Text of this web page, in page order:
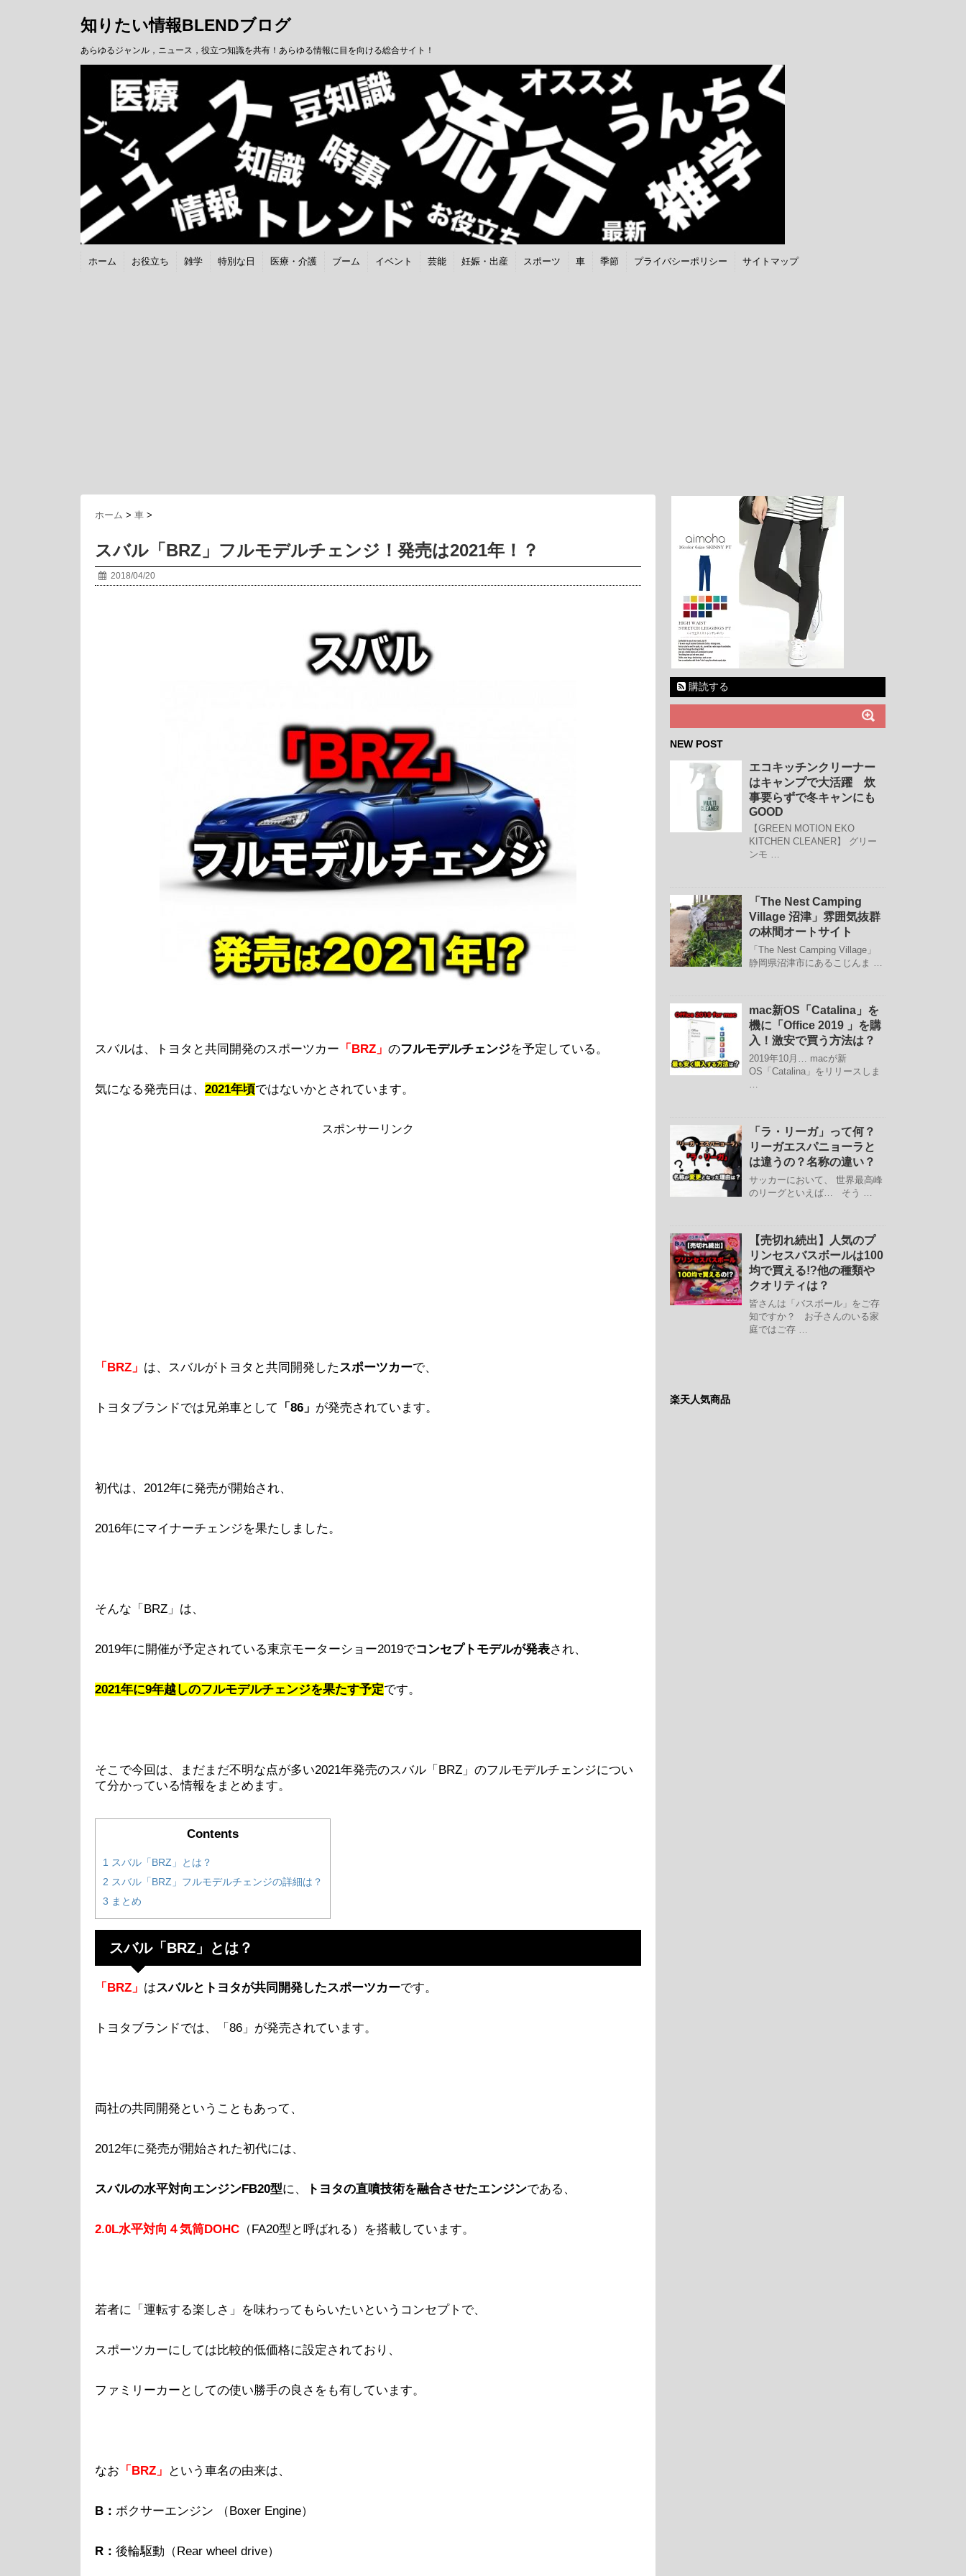
知りたい情報BLENDブログ
あらゆるジャンル，ニュース，役立つ知識を共有！あらゆる情報に目を向ける総合サイト！
ホーム お役立ち 雑学 特別な日 医療・介護 ブーム イベント 芸能 妊娠・出産 スポーツ 車 季節 プライバシーポリシー サイトマップ
ホーム > 車 >
スバル「BRZ」フルモデルチェンジ！発売は2021年！？
2018/04/20
スバルは、トヨタと共同開発のスポーツカー 「BRZ」 のフルモデルチェンジを予定している。
気になる発売日は、 2021年頃ではないかとされています。
スポンサーリンク
「BRZ」 は、スバルがトヨタと共同開発した スポーツカーで、
トヨタブランドでは兄弟車として 「86」 が発売されています。
初代は、2012年に発売が開始され、
2016年にマイナーチェンジを果たしました。
そんな「BRZ」は、
2019年に開催が予定されている東京モーターショー2019でコンセプトモデルが発表され、
2021年に9年越しのフルモデルチェンジを果たす予定です。
そこで今回は、まだまだ不明な点が多い2021年発売のスバル「BRZ」のフルモデルチェンジについ
て分かっている情報をまとめます。
Contents
1 スバル「BRZ」とは？
2 スバル「BRZ」フルモデルチェンジの詳細は？
3 まとめ
スバル「BRZ」とは？
「BRZ」 はスバルとトヨタが共同開発したスポーツカーです。
トヨタブランドでは、「86」が発売されています。
両社の共同開発ということもあって、
2012年に発売が開始された初代には、
スバルの水平対向エンジンFB20型に、 トヨタの直噴技術を融合させたエンジンである、
2.0L水平対向４気筒DOHC （FA20型と呼ばれる）を搭載しています。
若者に「運転する楽しさ」を味わってもらいたいというコンセプトで、
スポーツカーにしては比較的低価格に設定されており、
ファミリーカーとしての使い勝手の良さをも有しています。
なお 「BRZ」 という車名の由来は、
B： ボクサーエンジン （Boxer Engine）
R： 後輪駆動（Rear wheel drive）
購読する
NEW POST
エコキッチンクリーナー
はキャンプで大活躍 炊
事要らずで冬キャンにも
GOOD
【GREEN MOTION EKO
KITCHEN CLEANER】 グリー
ンモ …
「The Nest Camping
Village 沼津」雰囲気抜群
の林間オートサイト
「The Nest Camping Village」
静岡県沼津市にあるこじんま …
mac新OS「Catalina」を
機に「Office 2019 」を購
入！激安で買う方法は？
2019年10月… macが新
OS「Catalina」をリリースしま
…
「ラ・リーガ」って何？
リーガエスパニョーラと
は違うの？名称の違い？
サッカーにおいて、 世界最高峰
のリーグといえば… そう …
【売切れ続出】人気のプ
リンセスバスボールは100
均で買える!?他の種類や
クオリティは？
皆さんは「バスボール」をご存
知ですか？ お子さんのいる家
庭ではご存 …
楽天人気商品